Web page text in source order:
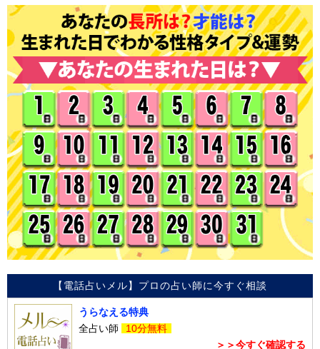
【電話占いメル】プロの占い師に今すぐ相談
うらなえる特典
全占い師
10分無料
＞＞今すぐ確認する